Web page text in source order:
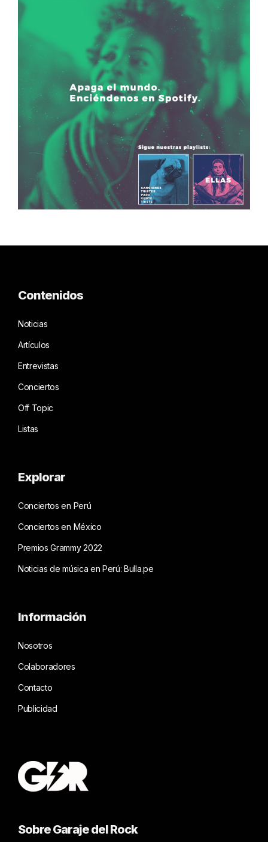
Contenidos
Noticias
Artículos
Entrevistas
Conciertos
Off Topic
Listas
Explorar
Conciertos en Perú
Conciertos en México
Premios Grammy 2022
Noticias de música en Perú: Bulla.pe
Información
Nosotros
Colaboradores
Contacto
Publicidad
Sobre Garaje del Rock